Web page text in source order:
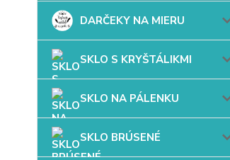
DARČEKY NA MIERU
SKLO S KRYŠTÁLIKMI
SKLO NA PÁLENKU
SKLO BRÚSENÉ